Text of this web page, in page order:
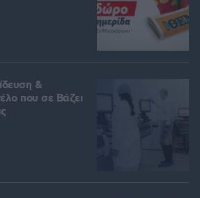
&
που σε Bάζει